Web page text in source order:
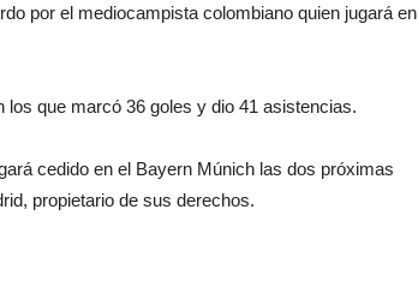
por el mediocampista colombiano quien jugará en
que marcó 36 goles y dio 41 asistencias.
cedido en el Bayern Múnich las dos próximas
propietario de sus derechos.